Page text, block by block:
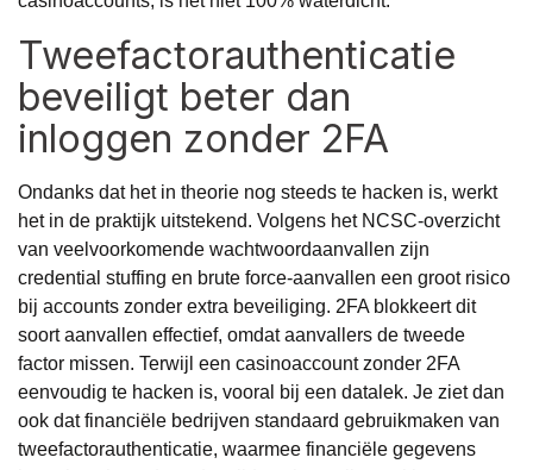
Tweefactorauthenticatie
beveiligt beter dan
inloggen zonder 2FA
Ondanks dat het in theorie nog steeds te hacken is, werkt
het in de praktijk uitstekend. Volgens het NCSC-overzicht
van veelvoorkomende wachtwoordaanvallen zijn
credential stuffing en brute force-aanvallen een groot risico
bij accounts zonder extra beveiliging. 2FA blokkeert dit
soort aanvallen effectief, omdat aanvallers de tweede
factor missen. Terwijl een casinoaccount zonder 2FA
eenvoudig te hacken is, vooral bij een datalek. Je ziet dan
ook dat financiële bedrijven standaard gebruikmaken van
tweefactorauthenticatie, waarmee financiële gegevens